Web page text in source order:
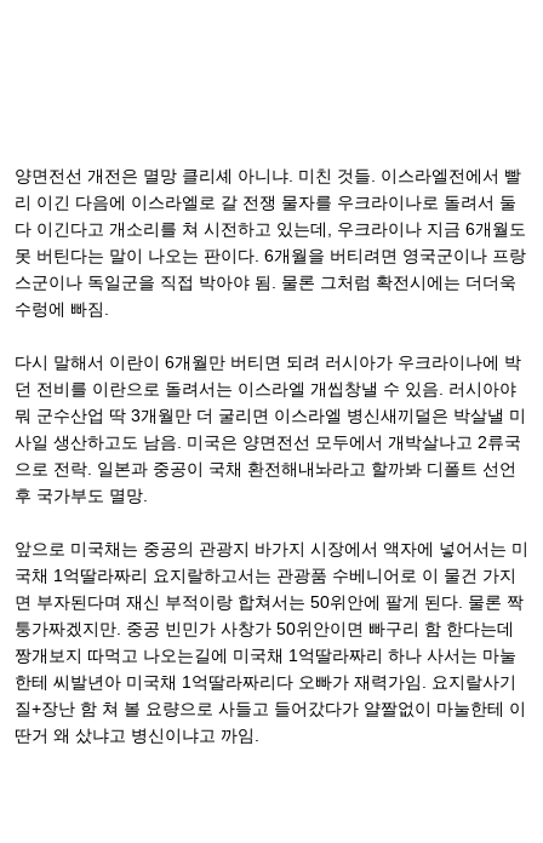
양면전선 개전은 멸망 클리셰 아니냐. 미친 것들. 이스라엘전에서 빨
리 이긴 다음에 이스라엘로 갈 전쟁 물자를 우크라이나로 돌려서 둘
다 이긴다고 개소리를 쳐 시전하고 있는데, 우크라이나 지금 6개월도
못 버틴다는 말이 나오는 판이다. 6개월을 버티려면 영국군이나 프랑
스군이나 독일군을 직접 박아야 됨. 물론 그처럼 확전시에는 더더욱
수렁에 빠짐.
다시 말해서 이란이 6개월만 버티면 되려 러시아가 우크라이나에 박
던 전비를 이란으로 돌려서는 이스라엘 개씹창낼 수 있음. 러시아야
뭐 군수산업 딱 3개월만 더 굴리면 이스라엘 병신새끼덜은 박살낼 미
사일 생산하고도 남음. 미국은 양면전선 모두에서 개박살나고 2류국
으로 전락. 일본과 중공이 국채 환전해내놔라고 할까봐 디폴트 선언
후 국가부도 멸망.
앞으로 미국채는 중공의 관광지 바가지 시장에서 액자에 넣어서는 미
국채 1억딸라짜리 요지랄하고서는 관광품 수베니어로 이 물건 가지
면 부자된다며 재신 부적이랑 합쳐서는 50위안에 팔게 된다. 물론 짝
퉁가짜겠지만. 중공 빈민가 사창가 50위안이면 빠구리 함 한다는데
짱개보지 따먹고 나오는길에 미국채 1억딸라짜리 하나 사서는 마눌
한테 씨발년아 미국채 1억딸라짜리다 오빠가 재력가임. 요지랄사기
질+장난 함 쳐 볼 요량으로 사들고 들어갔다가 얄짤없이 마눌한테 이
딴거 왜 샀냐고 병신이냐고 까임.